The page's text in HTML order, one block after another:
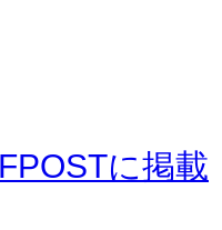
に掲載